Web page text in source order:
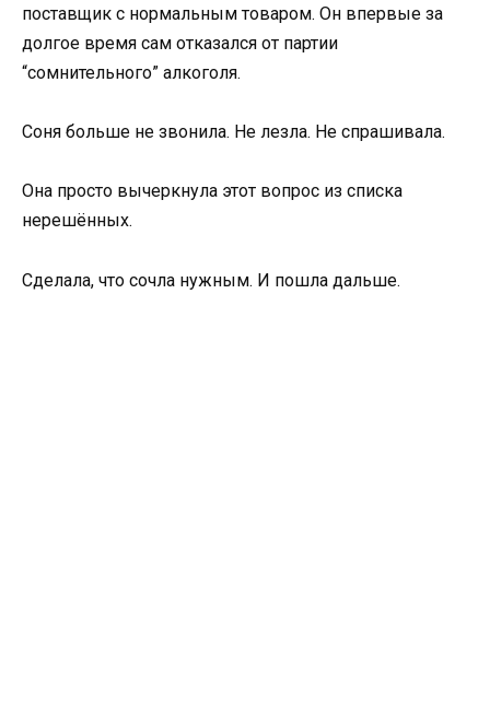
поставщик с нормальным товаром. Он впервые за
долгое время сам отказался от партии
“сомнительного” алкоголя.
Соня больше не звонила. Не лезла. Не спрашивала.
Она просто вычеркнула этот вопрос из списка
нерешённых.
Сделала, что сочла нужным. И пошла дальше.